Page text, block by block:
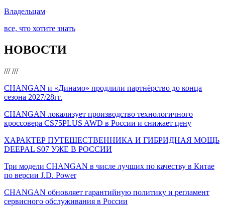
Владельцам
все, что хотите знать
НОВОСТИ
/// ///
CHANGAN и «Динамо» продлили партнёрство до конца
сезона 2027/28гг.
CHANGAN локализует производство технологичного
кроссовера CS75PLUS AWD в России и снижает цену
ХАРАКТЕР ПУТЕШЕСТВЕННИКА И ГИБРИДНАЯ МОЩЬ
DEEPAL S07 УЖЕ В РОССИИ
Три модели CHANGAN в числе лучших по качеству в Китае
по версии J.D. Power
CHANGAN обновляет гарантийную политику и регламент
сервисного обслуживания в России